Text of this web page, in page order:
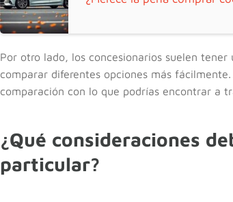
Por otro lado, los concesionarios suelen
comparar diferentes opciones más
comparación con lo que podrías encontrar a
¿Qué consideraciones
particular?